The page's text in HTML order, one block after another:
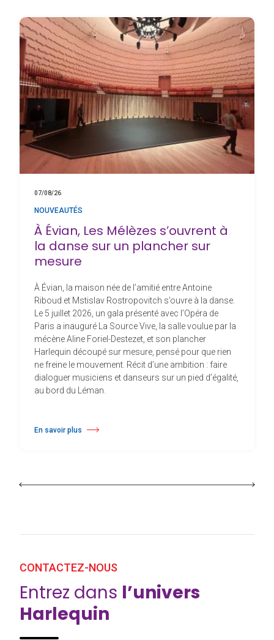
07/08/26
NOUVEAUTÉS
À Évian, Les Mélèzes s’ouvrent à
la danse sur un plancher sur
mesure
À Évian, la maison née de l’amitié entre Antoine
Riboud et Mstislav Rostropovitch s’ouvre à la danse.
Le 5 juillet 2026, un gala présenté avec l’Opéra de
Paris a inauguré La Source Vive, la salle voulue par la
mécène Aline Foriel-Destezet, et son plancher
Harlequin découpé sur mesure, pensé pour que rien
ne freine le mouvement. Récit d’une ambition : faire
dialoguer musiciens et danseurs sur un pied d’égalité,
au bord du Léman.
En savoir plus
à propos À Évian, Les Mélèzes s’ouvrent à la danse sur un plancher
CONTACTEZ-NOUS
Entrez dans l’univers
Harlequin